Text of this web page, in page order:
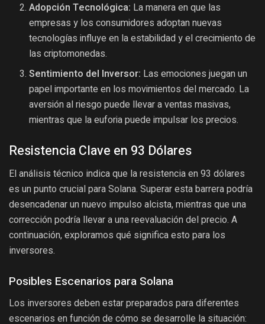
Adopción Tecnológica: La manera en que las
empresas y los consumidores adoptan nuevas
tecnologías influye en la estabilidad y el crecimiento de
las criptomonedas.
Sentimiento del Inversor: Las emociones juegan un
papel importante en los movimientos del mercado. La
aversión al riesgo puede llevar a ventas masivas,
mientras que la euforia puede impulsar los precios.
Resistencia Clave en 93 Dólares
El análisis técnico indica que la resistencia en 93 dólares
es un punto crucial para Solana. Superar esta barrera podría
desencadenar un nuevo impulso alcista, mientras que una
corrección podría llevar a una reevaluación del precio. A
continuación, exploramos qué significa esto para los
inversores.
Posibles Escenarios para Solana
Los inversores deben estar preparados para diferentes
escenarios en función de cómo se desarrolle la situación: